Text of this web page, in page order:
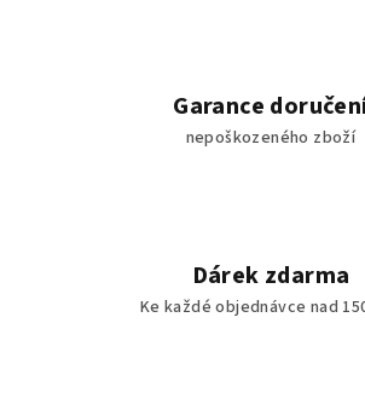
Garance
nepoškozeného zboží
Dárek zdarma
Ke každé objednávce nad